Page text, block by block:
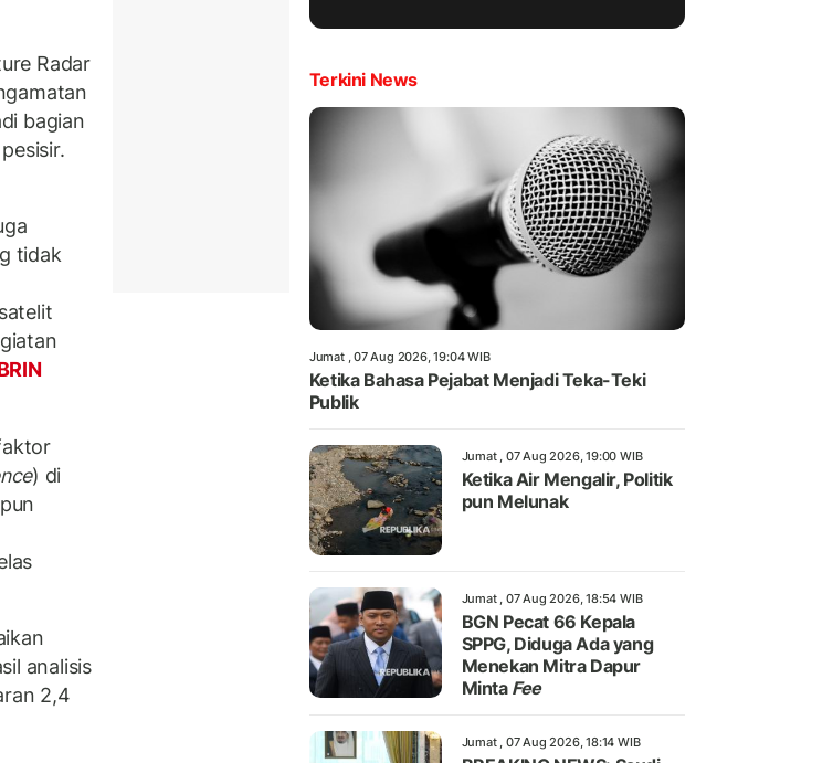
Radar
bagian
tidak
) di
analisis
2,4
Terkini News
Jumat , 07 Aug 2026, 19:04 WIB
Ketika Bahasa Pejabat Menjadi Teka-Teki
Publik
Jumat , 07 Aug 2026, 19:00 WIB
Ketika Air Mengalir, Politik
pun Melunak
Jumat , 07 Aug 2026, 18:54 WIB
BGN Pecat 66 Kepala
SPPG, Diduga Ada yang
Menekan Mitra Dapur
Minta Fee
Jumat , 07 Aug 2026, 18:14 WIB